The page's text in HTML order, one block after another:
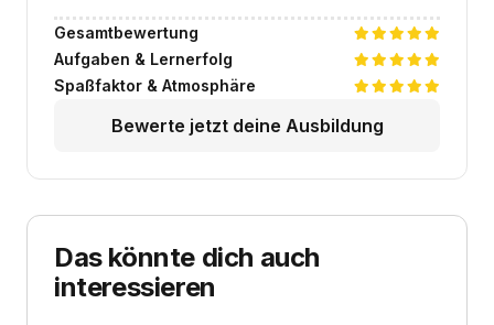
Gesamtbewertung
Aufgaben & Lernerfolg
Spaßfaktor & Atmosphäre
Bewerte jetzt deine Ausbildung
Das könnte dich auch
interessieren